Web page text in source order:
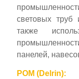
световых
также
панелей,
POM (Delrin):
PL
TR
AR
JA